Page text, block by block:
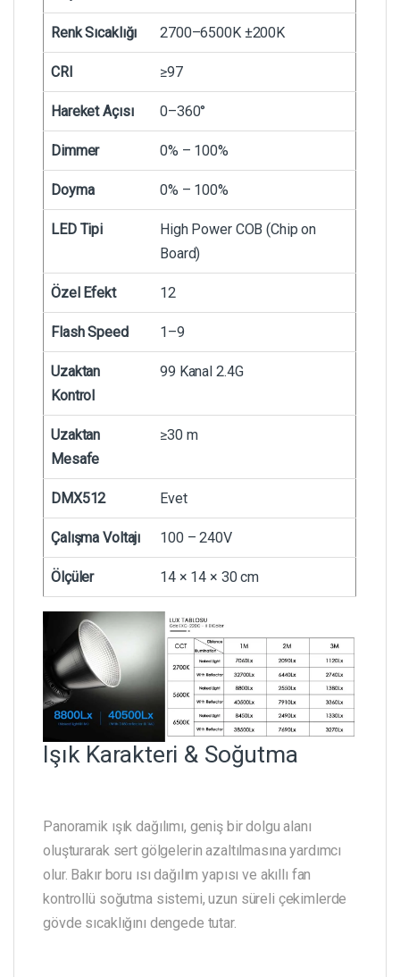
Renk Sıcaklığı 2700–6500K ±200K
CRI ≥97
Hareket Açısı 0–360°
Dimmer 0% – 100%
Doyma 0% – 100%
LED Tipi
High Power COB (Chip on
Board)
Özel Efekt 12
Flash Speed 1–9
Uzaktan
Kontrol
99 Kanal 2.4G
Uzaktan
Mesafe
≥30 m
DMX512 Evet
Çalışma Voltajı 100 – 240V
Ölçüler 14 × 14 × 30 cm
Işık Karakteri & Soğutma
Panoramik ışık dağılımı, geniş bir dolgu alanı
oluşturarak sert gölgelerin azaltılmasına yardımcı
olur. Bakır boru ısı dağılım yapısı ve akıllı fan
kontrollü soğutma sistemi, uzun süreli çekimlerde
gövde sıcaklığını dengede tutar.